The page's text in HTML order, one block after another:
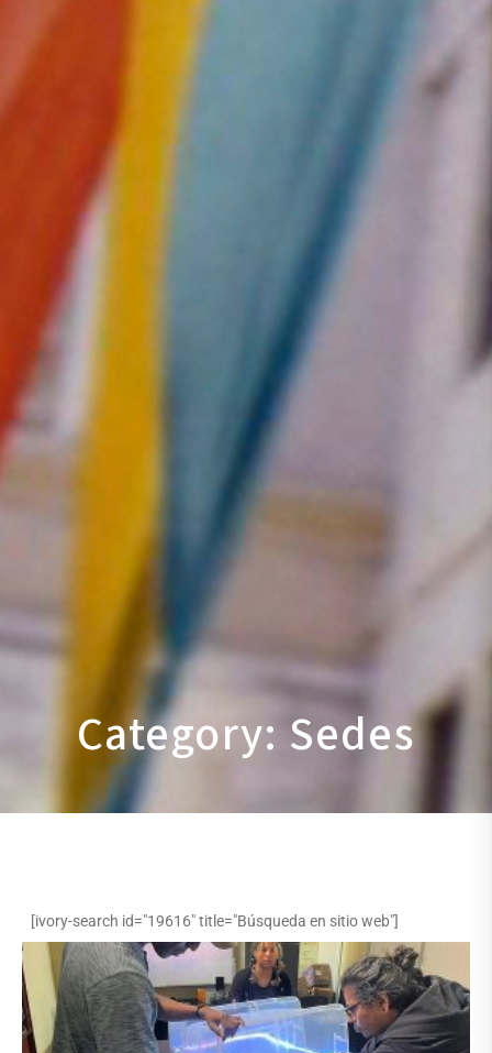
Category: Sedes
[ivory-search id="19616" title="Búsqueda en sitio web"]